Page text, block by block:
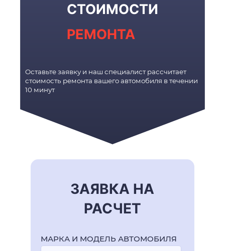
СТОИМОСТИ
РЕМОНТА
Оставьте заявку и наш специалист рассчитает
стоимость ремонта вашего автомобиля в течении
10 минут
ЗАЯВКА НА
РАСЧЕТ
МАРКА И МОДЕЛЬ АВТОМОБИЛЯ